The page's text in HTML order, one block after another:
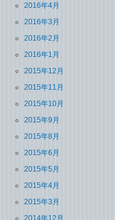
2016年4月
2016年3月
2016年2月
2016年1月
2015年12月
2015年11月
2015年10月
2015年9月
2015年8月
2015年6月
2015年5月
2015年4月
2015年3月
2014年12月